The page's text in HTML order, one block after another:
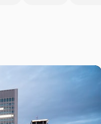
útil Empresa